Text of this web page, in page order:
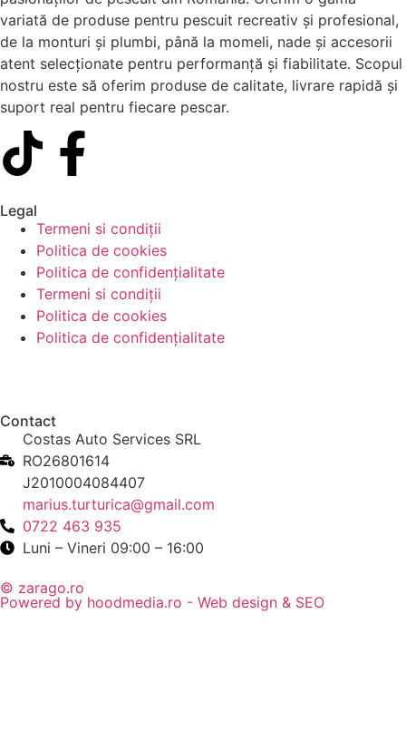
variată de produse pentru pescuit recreativ și profesional,
de la monturi și plumbi, până la momeli, nade și accesorii
atent selecționate pentru performanță și fiabilitate. Scopul
nostru este să oferim produse de calitate, livrare rapidă și
suport real pentru fiecare pescar.
Legal
Termeni si condiții
Politica de cookies
Politica de confidențialitate
Termeni si condiții
Politica de cookies
Politica de confidențialitate
Contact
Costas Auto Services SRL
RO26801614
J2010004084407
marius.turturica@gmail.com
0722 463 935
Luni – Vineri 09:00 – 16:00
© zarago.ro
Powered by hoodmedia.ro - Web design & SEO